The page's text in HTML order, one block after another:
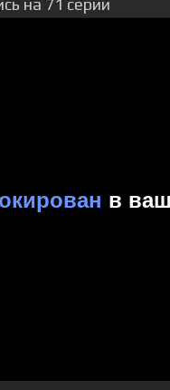
на 71 серии